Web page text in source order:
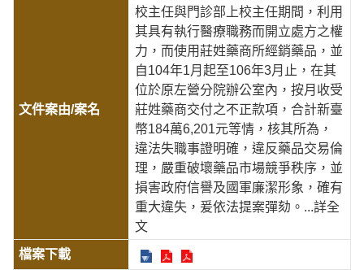
校主任與門診部上校主任期間，利用
其具有執行醫療職務而開立處方之權
力，而使用莊姓藥商所經銷藥品，並
自104年1月起至106年3月止，在其
位於原左營分院辦公室內，按月收受
莊姓藥商交付之不正款項，合計新臺
幣184萬6,201元等情，核其所為，
違法失職事證明確，違反藥品交易倫
理，嚴重破壞藥品市場競爭秩序，並
損害政府信譽及國軍廉潔形象，確有
重大違失，爰依法提案彈劾。 ...詳全
文